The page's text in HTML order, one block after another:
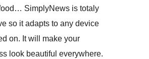
SimplyNews is totaly
so it adapts to any device
on. It will make your
look beautiful everywhere.